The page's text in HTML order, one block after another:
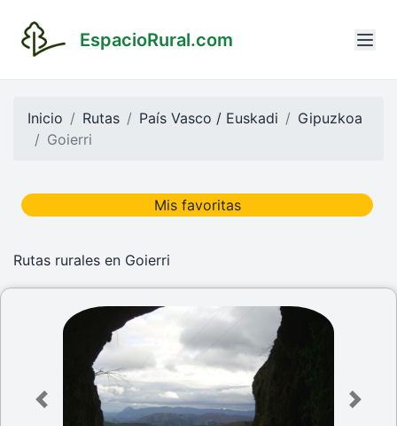
EspacioRural.com
Inicio Rutas País Vasco / Euskadi
Gipuzkoa
Goierri
Mis favoritas
Rutas rurales en Goierri
Previous Next